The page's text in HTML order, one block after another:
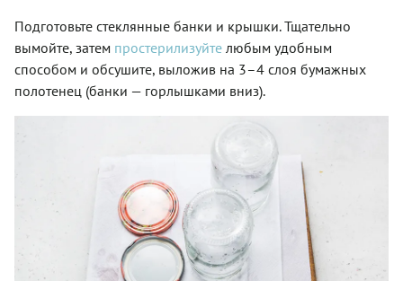
Подготовьте стеклянные банки и крышки. Тщательно
вымойте, затем простерилизуйте любым удобным
способом и обсушите, выложив на 3–4 слоя бумажных
полотенец (банки — горлышками вниз).